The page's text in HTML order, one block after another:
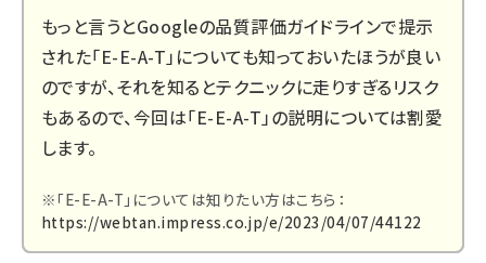
もっと言うとGoogleの品質評価ガイドラインで提示
された「E-E-A-T」についても知っておいたほうが良い
のですが、それを知るとテクニックに走りすぎるリスク
もあるので、今回は「E-E-A-T」の説明については割愛
します。
※「E-E-A-T」については知りたい方はこちら：
https://webtan.impress.co.jp/e/2023/04/07/44122